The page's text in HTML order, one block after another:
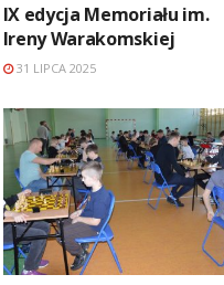
IX edycja Memoriału im.
Ireny Warakomskiej
31 LIPCA 2025